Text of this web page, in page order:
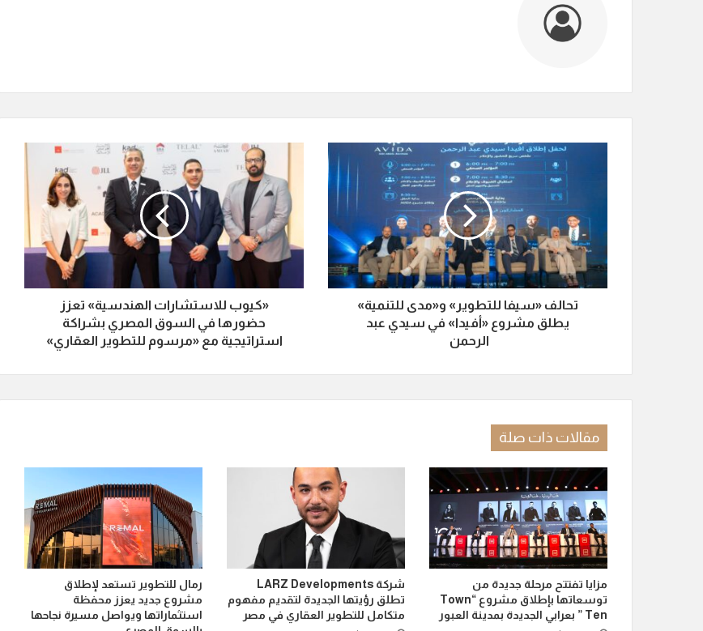
تحالف «سيفا للتطوير» و«مدى للتنمية»
يطلق مشروع «أفيدا» في سيدي عبد
الرحمن
«كيوب للاستشارات الهندسية» تعزز
حضورها في السوق المصري بشراكة
استراتيجية مع «مرسوم للتطوير العقاري»
مقالات ذات صلة
مزايا تفتتح مرحلة جديدة من
توسعاتها بإطلاق مشروع “Town
Ten ” بعرابي الجديدة بمدينة العبور
شركة LARZ Developments
تطلق رؤيتها الجديدة لتقديم مفهوم
متكامل للتطوير العقاري في مصر
رمال للتطوير تستعد لإطلاق
مشروع جديد يعزز محفظة
استثماراتها ويواصل مسيرة نجاحها